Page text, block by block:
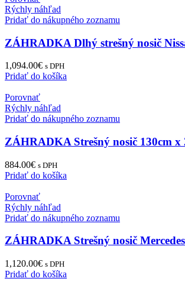
Rýchly náhľad
Pridať do nákupného zoznamu
ZÁHRADKA Dlhý strešný nosič
1,094.00€ s DPH
Pridať do košíka
Porovnať
Rýchly náhľad
Pridať do nákupného zoznamu
ZÁHRADKA Strešný nosič 130cm x
884.00€ s DPH
Pridať do košíka
Porovnať
Rýchly náhľad
Pridať do nákupného zoznamu
ZÁHRADKA Strešný nosič
1,120.00€ s DPH
Pridať do košíka